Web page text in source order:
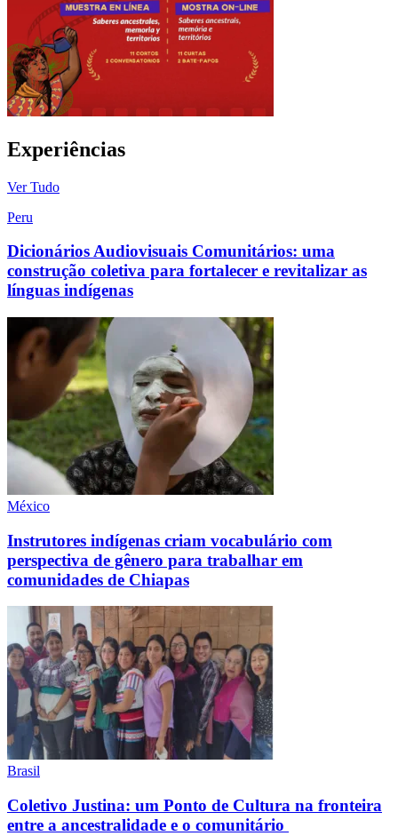
Experiências
Ver Tudo
Peru
Dicionários Audiovisuais Comunitários: uma
construção coletiva para fortalecer e revitalizar as
línguas indígenas
México
Instrutores indígenas criam vocabulário com
perspectiva de gênero para trabalhar em
comunidades de Chiapas
Brasil
Coletivo Justina: um Ponto de Cultura na fronteira
entre a ancestralidade e o comunitário